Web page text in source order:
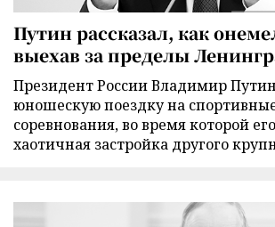
Путин рассказал, как
выехав за пределы
Президент России Владимир
юношескую поездку на
соревнования, во время которой
хаотичная застройка другого